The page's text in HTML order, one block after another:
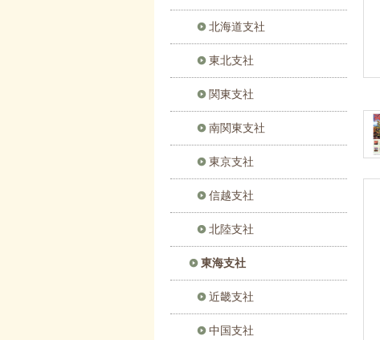
北海道支社
東北支社
関東支社
南関東支社
東京支社
信越支社
北陸支社
東海支社
近畿支社
中国支社